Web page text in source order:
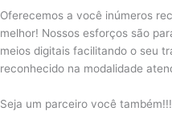
Oferecemos a você inúmeros
melhor! Nossos esforços são
meios digitais facilitando o seu
reconhecido na modalidade
Seja um parceiro você também!!!